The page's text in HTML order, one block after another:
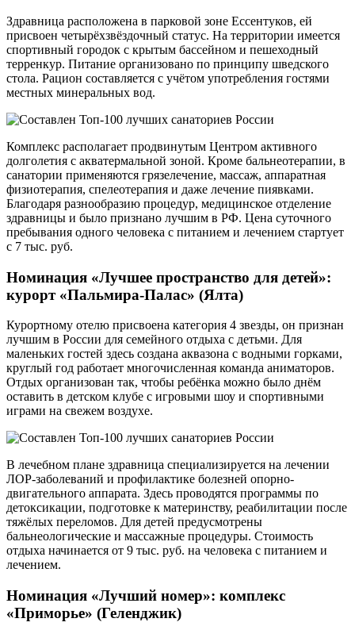
Здравница расположена в парковой зоне Ессентуков, ей
присвоен четырёхзвёздочный статус. На территории имеется
спортивный городок с крытым бассейном и пешеходный
терренкур. Питание организовано по принципу шведского
стола. Рацион составляется с учётом употребления гостями
местных минеральных вод.
Комплекс располагает продвинутым Центром активного
долголетия с акватермальной зоной. Кроме бальнеотерапии, в
санатории применяются грязелечение, массаж, аппаратная
физиотерапия, спелеотерапия и даже лечение пиявками.
Благодаря разнообразию процедур, медицинское отделение
здравницы и было признано лучшим в РФ. Цена суточного
пребывания одного человека с питанием и лечением стартует
с 7 тыс. руб.
Номинация «Лучшее пространство для детей»:
курорт «Пальмира-Палас» (Ялта)
Курортному отелю присвоена категория 4 звезды, он признан
лучшим в России для семейного отдыха с детьми. Для
маленьких гостей здесь создана аквазона с водными горками,
круглый год работает многочисленная команда аниматоров.
Отдых организован так, чтобы ребёнка можно было днём
оставить в детском клубе с игровыми шоу и спортивными
играми на свежем воздухе.
В лечебном плане здравница специализируется на лечении
ЛОР-заболеваний и профилактике болезней опорно-
двигательного аппарата. Здесь проводятся программы по
детоксикации, подготовке к материнству, реабилитации после
тяжёлых переломов. Для детей предусмотрены
бальнеологические и массажные процедуры. Стоимость
отдыха начинается от 9 тыс. руб. на человека с питанием и
лечением.
Номинация «Лучший номер»: комплекс
«Приморье» (Геленджик)